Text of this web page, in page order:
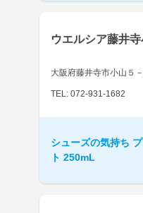
ウエルシア藤井
大阪府藤井寺市小山５
TEL: 072-931-1682
シューズの気持ち
ト 250mL